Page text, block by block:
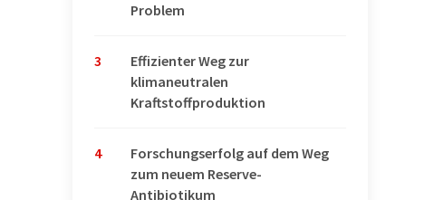
Problem
3
Effizienter Weg zur
klimaneutralen
Kraftstoffproduktion
4
Forschungserfolg auf dem Weg
zum neuem Reserve-
Antibiotikum